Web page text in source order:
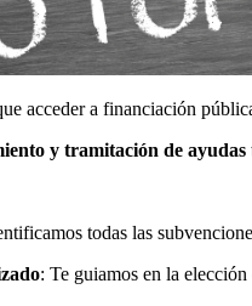
acceder a financiación
y tramitación de ayudas
todas las
: Te guiamos en la